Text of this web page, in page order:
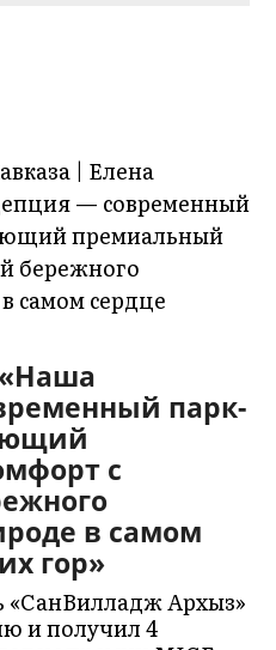
парк-
с
в самом
гор»
«СанВилладж Архыз»
и получил 4